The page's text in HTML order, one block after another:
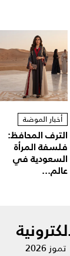
أخبار الموضة
الترف المحافظ:
فلسفة المرأة
السعودية في
عالم...